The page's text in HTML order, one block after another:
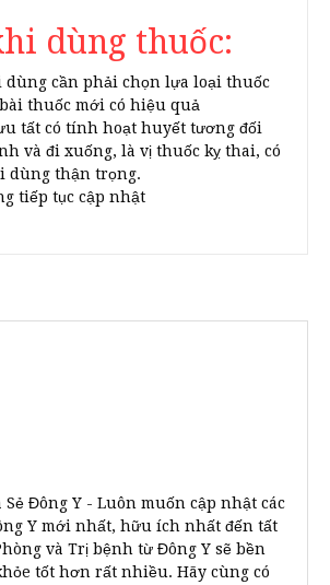
dùng thuốc:
dùng cần phải chọn lựa loại thuốc
thuốc mới có hiệu quả
tất có tính hoạt huyết tương đối
và đi xuống, là vị thuốc kỵ thai, có
dùng thận trọng.
tiếp tục cập nhật
Sẻ Đông Y - Luôn muốn cập nhật các
Y mới nhất, hữu ích nhất đến tất
và Trị bệnh từ Đông Y sẽ bền
tốt hơn rất nhiều. Hãy cùng có